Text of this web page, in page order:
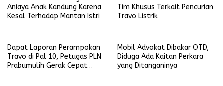
Aniaya Anak Kandung Karena
Kesal Terhadap Mantan Istri
Tim Khusus Terkait Pencurian
Travo Listrik
Dapat Laporan Perampokan
Travo di Pal 10, Petugas PLN
Prabumulih Gerak Cepat
Mobil Advokat Dibakar OTD,
Diduga Ada Kaitan Perkara
yang Ditanganinya